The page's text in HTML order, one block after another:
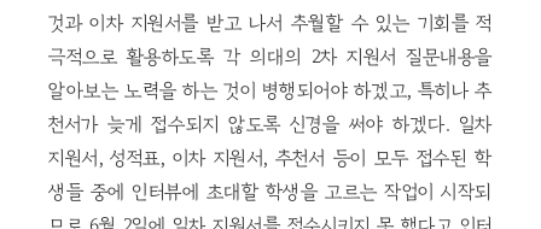
것과 이차 지원서를 받고 나서 추월할 수 있는 기회를 적
극적으로 활용하도록 각 의대의 2차 지원서 질문내용을
알아보는 노력을 하는 것이 병행되어야 하겠고, 특히나 추
천서가 늦게 접수되지 않도록 신경을 써야 하겠다. 일차
지원서, 성적표, 이차 지원서, 추천서 등이 모두 접수된 학
생들 중에 인터뷰에 초대할 학생을 고르는 작업이 시작되